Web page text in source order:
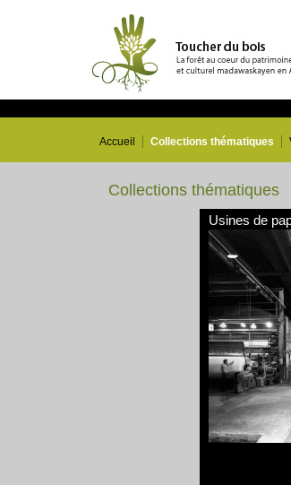
Accueil Collections thématiques
Collections thématiques
Usines de